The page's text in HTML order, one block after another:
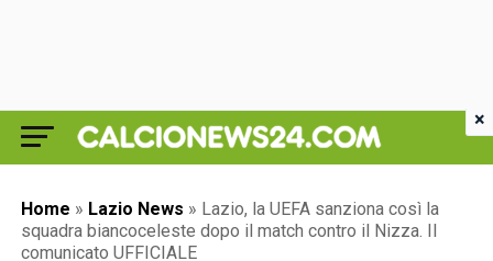
Home » Lazio News » Lazio, la UEFA sanziona così la
squadra biancoceleste dopo il match contro il Nizza. Il
comunicato UFFICIALE
×